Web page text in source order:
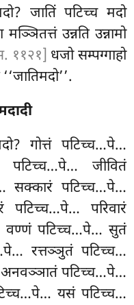
जातिं पटिच्च मदो
उन्नति उन्नामो
११२१] धजो सम्पग्गाहो
गोत्तं पटिच्च…पे…
पटिच्च…पे… जीवितं
सक्कारं पटिच्च…पे…
परिवारं
वण्णं पटिच्च…पे… सुतं
रत्तञ्ञुतं पटिच्च…
अनवञ्ञातं पटिच्च…पे…
यसं पटिच्च…